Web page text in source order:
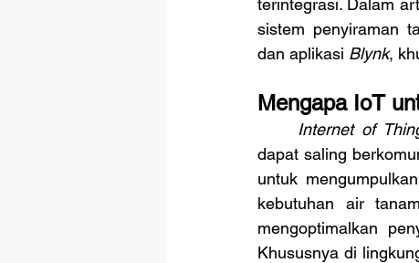
terintegrasi. Dalam
sistem penyiraman
dan aplikasi Blynk,
Mengapa IoT
Internet of
dapat saling
untuk
kebutuhan air
mengoptimalkan
Khususnya di